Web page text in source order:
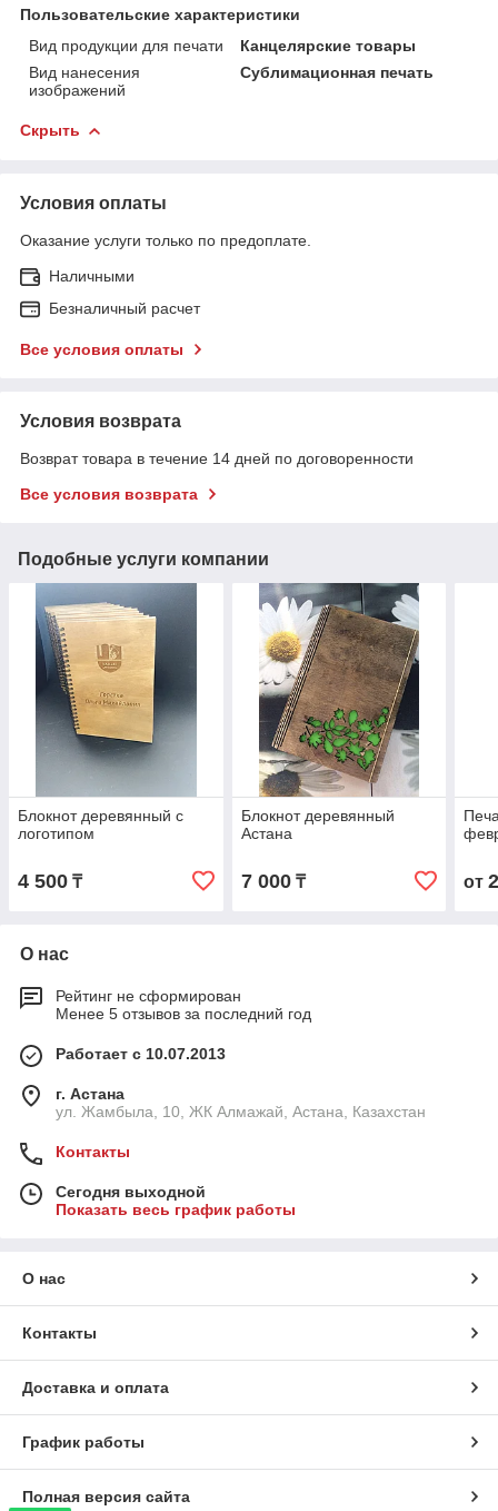
Пользовательские характеристики
Вид продукции для печати
Канцелярские товары
Вид нанесения
изображений
Сублимационная печать
Скрыть
Условия оплаты
Оказание услуги только по предоплате.
Наличными
Безналичный расчет
Все условия оплаты
Условия возврата
Возврат товара в течение 14 дней по договоренности
Все условия возврата
Подобные услуги компании
Блокнот деревянный с
логотипом
4 500 ₸
Блокнот деревянный
Астана
7 000₸ от
О нас
Рейтинг не сформирован
Менее 5 отзывов за последний год
Работает с 10.07.2013
г. Астана
ул. Жамбыла, 10, ЖК Алмажай, Астана, Казахстан
Контакты
Сегодня выходной
Показать весь график работы
О нас
Контакты
Доставка и оплата
График работы
Полная версия сайта